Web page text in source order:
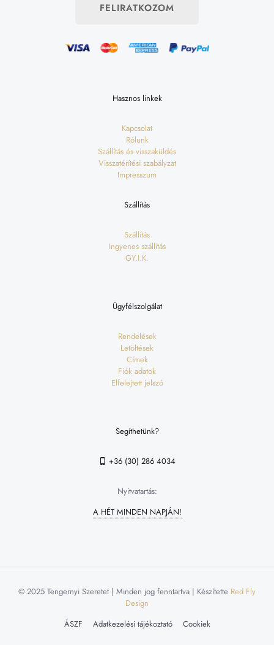
FELIRATKOZOM
Hasznos linkek
Kapcsolat
Rólunk
Szállítás és visszaküldés
Visszatérítési szabályzat
Impresszum
Szállítás
Szállítás
Ingyenes szállítás
GY.I.K.
Ügyfélszolgálat
Rendelések
Letöltések
Címek
Fiók adatok
Elfelejtett jelszó
Segíthetünk?
+36 (30) 286 4034
Nyitvatartás:
A HÉT MINDEN NAPJÁN!
© 2025 Tengernyi Szeretet | Minden jog fenntartva | Készítette Red Fly
Design
ÁSZF
Adatkezelési tájékoztató Cookiek